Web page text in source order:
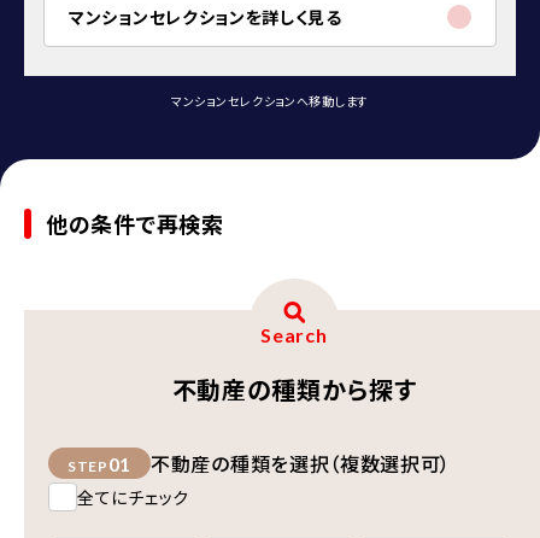
マンションセレクションを詳しく見る
マンションセレクションへ移動します
他の条件で再検索
Search
不動産の種類から探す
STEP 01 不動産の種類を選択（複数選択可）
全てにチェック